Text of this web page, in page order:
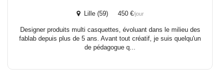
Lille (59) 450 €/jour
Designer produits multi casquettes, évoluant dans le milieu des
fablab depuis plus de 5 ans. Avant tout créatif, je suis quelqu'un
de pédagogue q...